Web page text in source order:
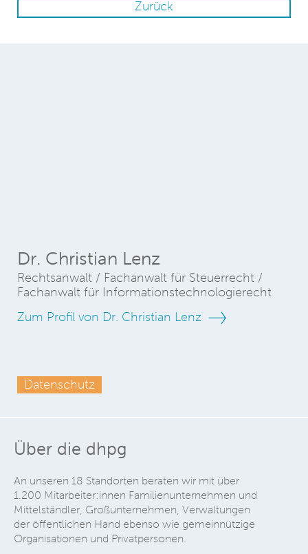
Zurück
Dr. Christian Lenz
Rechtsanwalt / Fachanwalt für Steuerrecht /
Fachanwalt für Informationstechnologierecht
Zum Profil von Dr. Christian Lenz
Datenschutz
Über die dhpg
An unseren 18 Standorten beraten wir mit über
1.200 Mitarbeiter:innen Familienunternehmen und
Mittelständler, Großunternehmen, Verwaltungen
der öffentlichen Hand ebenso wie gemeinnützige
Organisationen und Privatpersonen.